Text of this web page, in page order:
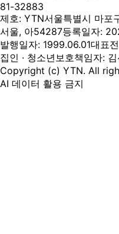
81-32883
제호: YTN서울특별시 마포
서울, 아54287등록일자:
발행일자: 1999.06.01대표
집인 · 청소년보호책임자: 김
Copyright (c) YTN. All
AI 데이터 활용 금지